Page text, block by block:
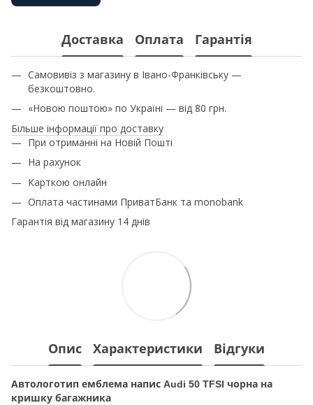
Доставка Оплата Гарантія
Самовивіз з магазину в Івано-Франківську —
безкоштовно.
«Новою поштою» по Україні — від 80 грн.
Більше інформації про доставку
При отриманні на Новій Пошті
На рахунок
Карткою онлайн
Оплата частинами ПриватБанк та monobank
Гарантія від магазину 14 днів
Опис Характеристики Відгуки
Автологотип емблема напис Audi 50 TFSI чорна на
кришку багажника